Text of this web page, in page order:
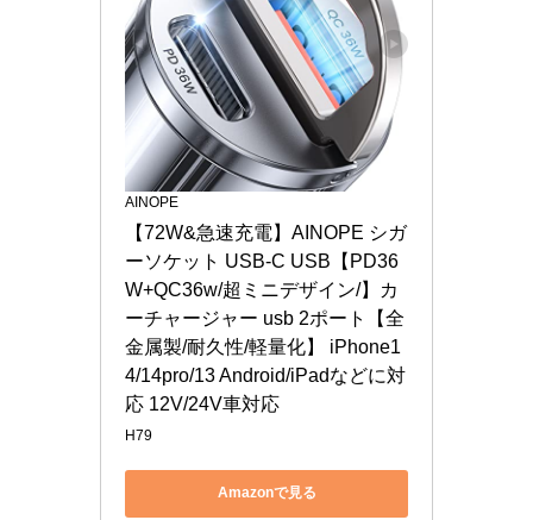
AINOPE
【72W&急速充電】AINOPE シガ
ーソケット USB-C USB【PD36
W+QC36w/超ミニデザイン/】カ
ーチャージャー usb 2ポート【全
金属製/耐久性/軽量化】 iPhone1
4/14pro/13 Android/iPadなどに対
応 12V/24V車対応
H79
Amazonで見る